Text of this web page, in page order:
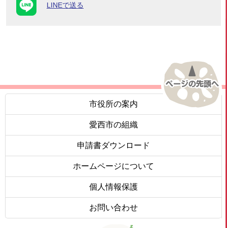
LINEで送る
市役所の案内
愛西市の組織
申請書ダウンロード
ホームページについて
個人情報保護
お問い合わせ